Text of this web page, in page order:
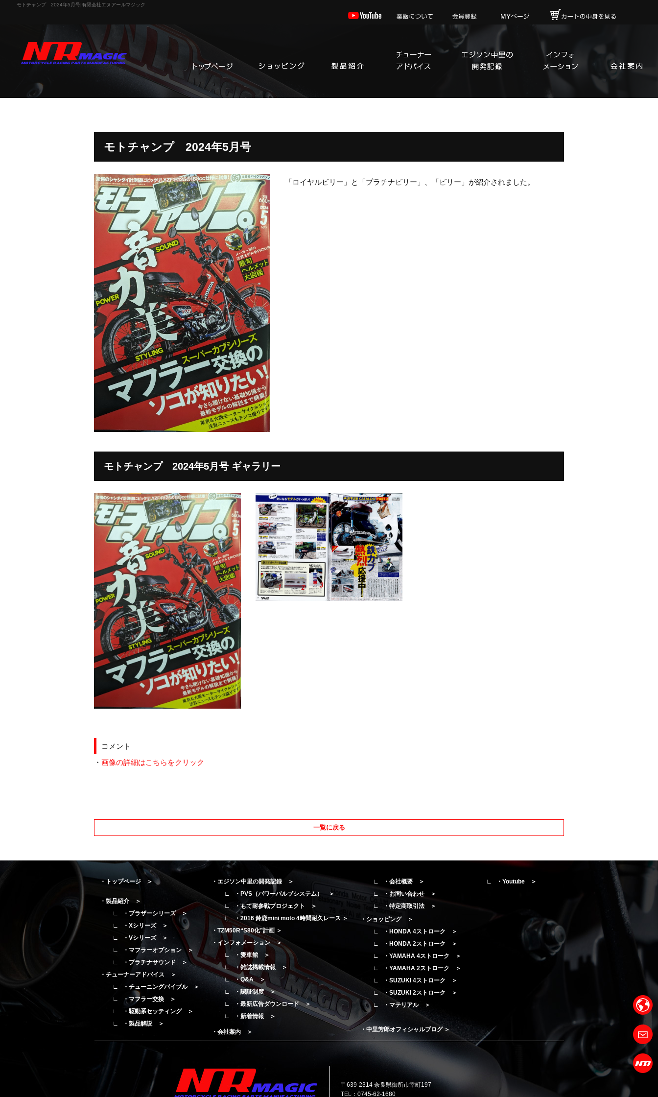
モトチャンプ 2024年5月号|有限会社エヌアールマジック
モトチャンプ 2024年5月号
「ロイヤルビリー」と「プラチナビリー」、「ビリー」が紹介されました。
モトチャンプ 2024年5月号 ギャラリー
コメント
・ 画像の詳細はこちらをクリック
一覧に戻る
・トップページ ＞
・製品紹介 ＞
・ブラザーシリーズ ＞
・Xシリーズ ＞
・Vシリーズ ＞
・マフラーオプション ＞
・プラチナサウンド ＞
・チューナーアドバイス ＞
・チューニングバイブル ＞
・マフラー交換 ＞
・駆動系セッティング ＞
・製品解説 ＞
・エジソン中里の開発記録 ＞
・PVS（パワーバルブシステム） ＞
・もて耐参戦プロジェクト ＞
・2016 鈴鹿mini moto 4時間耐久レース ＞
・TZM50R“S80化”計画 ＞
・インフォメーション ＞
・愛車館 ＞
・雑誌掲載情報 ＞
・Q&A ＞
・認証制度 ＞
・最新広告ダウンロード ＞
・新着情報 ＞
・会社案内 ＞
・会社概要 ＞
・お問い合わせ ＞
・特定商取引法 ＞
・ショッピング ＞
・HONDA 4ストローク ＞
・HONDA 2ストローク ＞
・YAMAHA 4ストローク ＞
・YAMAHA 2ストローク ＞
・SUZUKI 4ストローク ＞
・SUZUKI 2ストローク ＞
・マテリアル ＞
・中里芳郎オフィシャルブログ ＞
・Youtube ＞
〒639-2314 奈良県御所市幸町197
TEL：0745-62-1680